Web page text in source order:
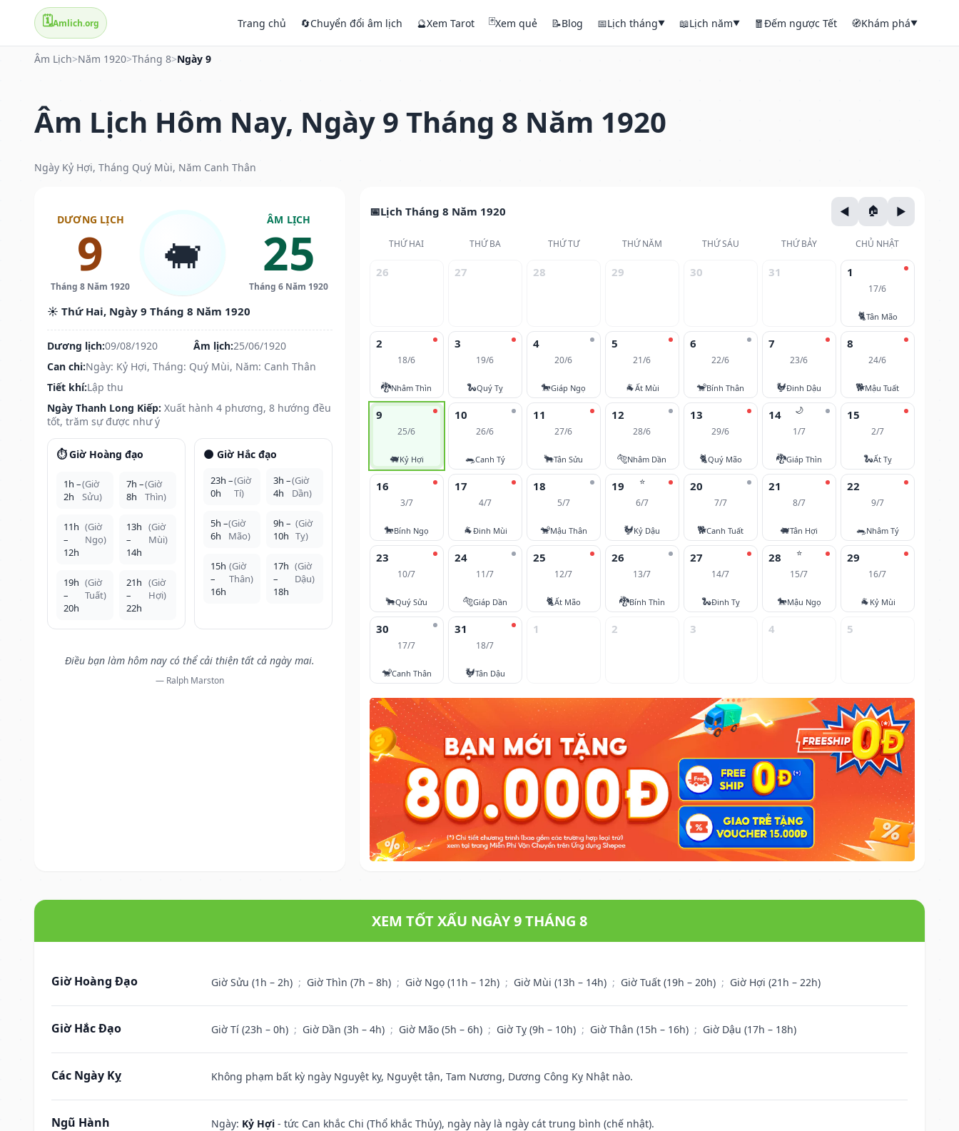
🗓️Amlich.org Trang chủ 🔄Chuyển đổi âm lịch 🔮Xem Tarot 🃏Xem quẻ 📝Blog 📅Lịch tháng▼ 📖Lịch năm▼ 🧧Đếm ngược Tết 🧭Khám phá▼
Âm Lịch>Năm 1920>Tháng 8>Ngày 9
Âm Lịch Hôm Nay, Ngày 9 Tháng 8 Năm 1920
Ngày Kỷ Hợi, Tháng Quý Mùi, Năm Canh Thân
DƯƠNG LỊCH
9
Tháng 8 Năm 1920
🐖
ÂM LỊCH
25
Tháng 6 Năm 1920
☀️ Thứ Hai, Ngày 9 Tháng 8 Năm 1920
Dương lịch:09/08/1920 Âm lịch:25/06/1920
Can chi:Ngày: Kỷ Hợi, Tháng: Quý Mùi, Năm: Canh Thân
Tiết khí:Lập thu
Ngày Thanh Long Kiếp: Xuất hành 4 phương, 8 hướng đều
tốt, trăm sự được như ý
⏱️ Giờ Hoàng đạo
1h –
2h
(Giờ
Sửu)
7h –
8h
(Giờ
Thìn)
11h
–
12h
(Giờ
Ngọ)
13h
–
14h
(Giờ
Mùi)
19h
–
20h
(Giờ
Tuất)
21h
–
22h
(Giờ
Hợi)
🌑 Giờ Hắc đạo
23h –
0h
(Giờ
Tí)
3h –
4h
(Giờ
Dần)
5h –
6h
(Giờ
Mão)
9h –
10h
(Giờ
Tỵ)
15h
–
16h
(Giờ
Thân)
17h
–
18h
(Giờ
Dậu)
Điều bạn làm hôm nay có thể cải thiện tất cả ngày mai.
— Ralph Marston
Lịch Tháng 8 Năm 1920
THỨ HAI THỨ BA THỨ TƯ THỨ NĂM THỨ SÁU THỨ BẢY CHỦ NHẬT
26 27 28 29 30 31 1
17/6
🐈Tân Mão
2
18/6
🐉Nhâm Thìn
3
19/6
🐍Quý Tỵ
4
20/6
🐎Giáp Ngọ
5
21/6
🐐Ất Mùi
6
22/6
🐒Bính Thân
7
23/6
🐓Đinh Dậu
8
24/6
🐕Mậu Tuất
9
25/6
🐖Kỷ Hợi
10
26/6
🐀Canh Tý
11
27/6
🐂Tân Sửu
12
28/6
🐅Nhâm Dần
13
29/6
🐈Quý Mão
🌙
14
1/7
🐉Giáp Thìn
15
2/7
🐍Ất Tỵ
16
3/7
🐎Bính Ngọ
17
4/7
🐐Đinh Mùi
18
5/7
🐒Mậu Thân
⭐
19
6/7
🐓Kỷ Dậu
20
7/7
🐕Canh Tuất
21
8/7
🐖Tân Hợi
22
9/7
🐀Nhâm Tý
23
10/7
🐂Quý Sửu
24
11/7
🐅Giáp Dần
25
12/7
🐈Ất Mão
26
13/7
🐉Bính Thìn
27
14/7
🐍Đinh Tỵ
⭐
28
15/7
🐎Mậu Ngọ
29
16/7
🐐 Kỷ Mùi
30
17/7
🐒Canh Thân
31
18/7
🐓Tân Dậu
1 2 3 4 5
XEM TỐT XẤU NGÀY 9 THÁNG 8
Giờ Hoàng Đạo Giờ Sửu (1h – 2h) ; Giờ Thìn (7h – 8h) ; Giờ Ngọ (11h – 12h) ; Giờ Mùi (13h – 14h) ; Giờ Tuất (19h – 20h) ; Giờ Hợi (21h – 22h)
Giờ Hắc Đạo Giờ Tí (23h – 0h) ; Giờ Dần (3h – 4h) ; Giờ Mão (5h – 6h) ; Giờ Tỵ (9h – 10h) ; Giờ Thân (15h – 16h) ; Giờ Dậu (17h – 18h)
Các Ngày Kỵ Không phạm bất kỳ ngày Nguyệt kỵ, Nguyệt tận, Tam Nương, Dương Công Kỵ Nhật nào.
Ngũ Hành Ngày: Kỷ Hợi - tức Can khắc Chi (Thổ khắc Thủy), ngày này là ngày cát trung bình (chế nhật).